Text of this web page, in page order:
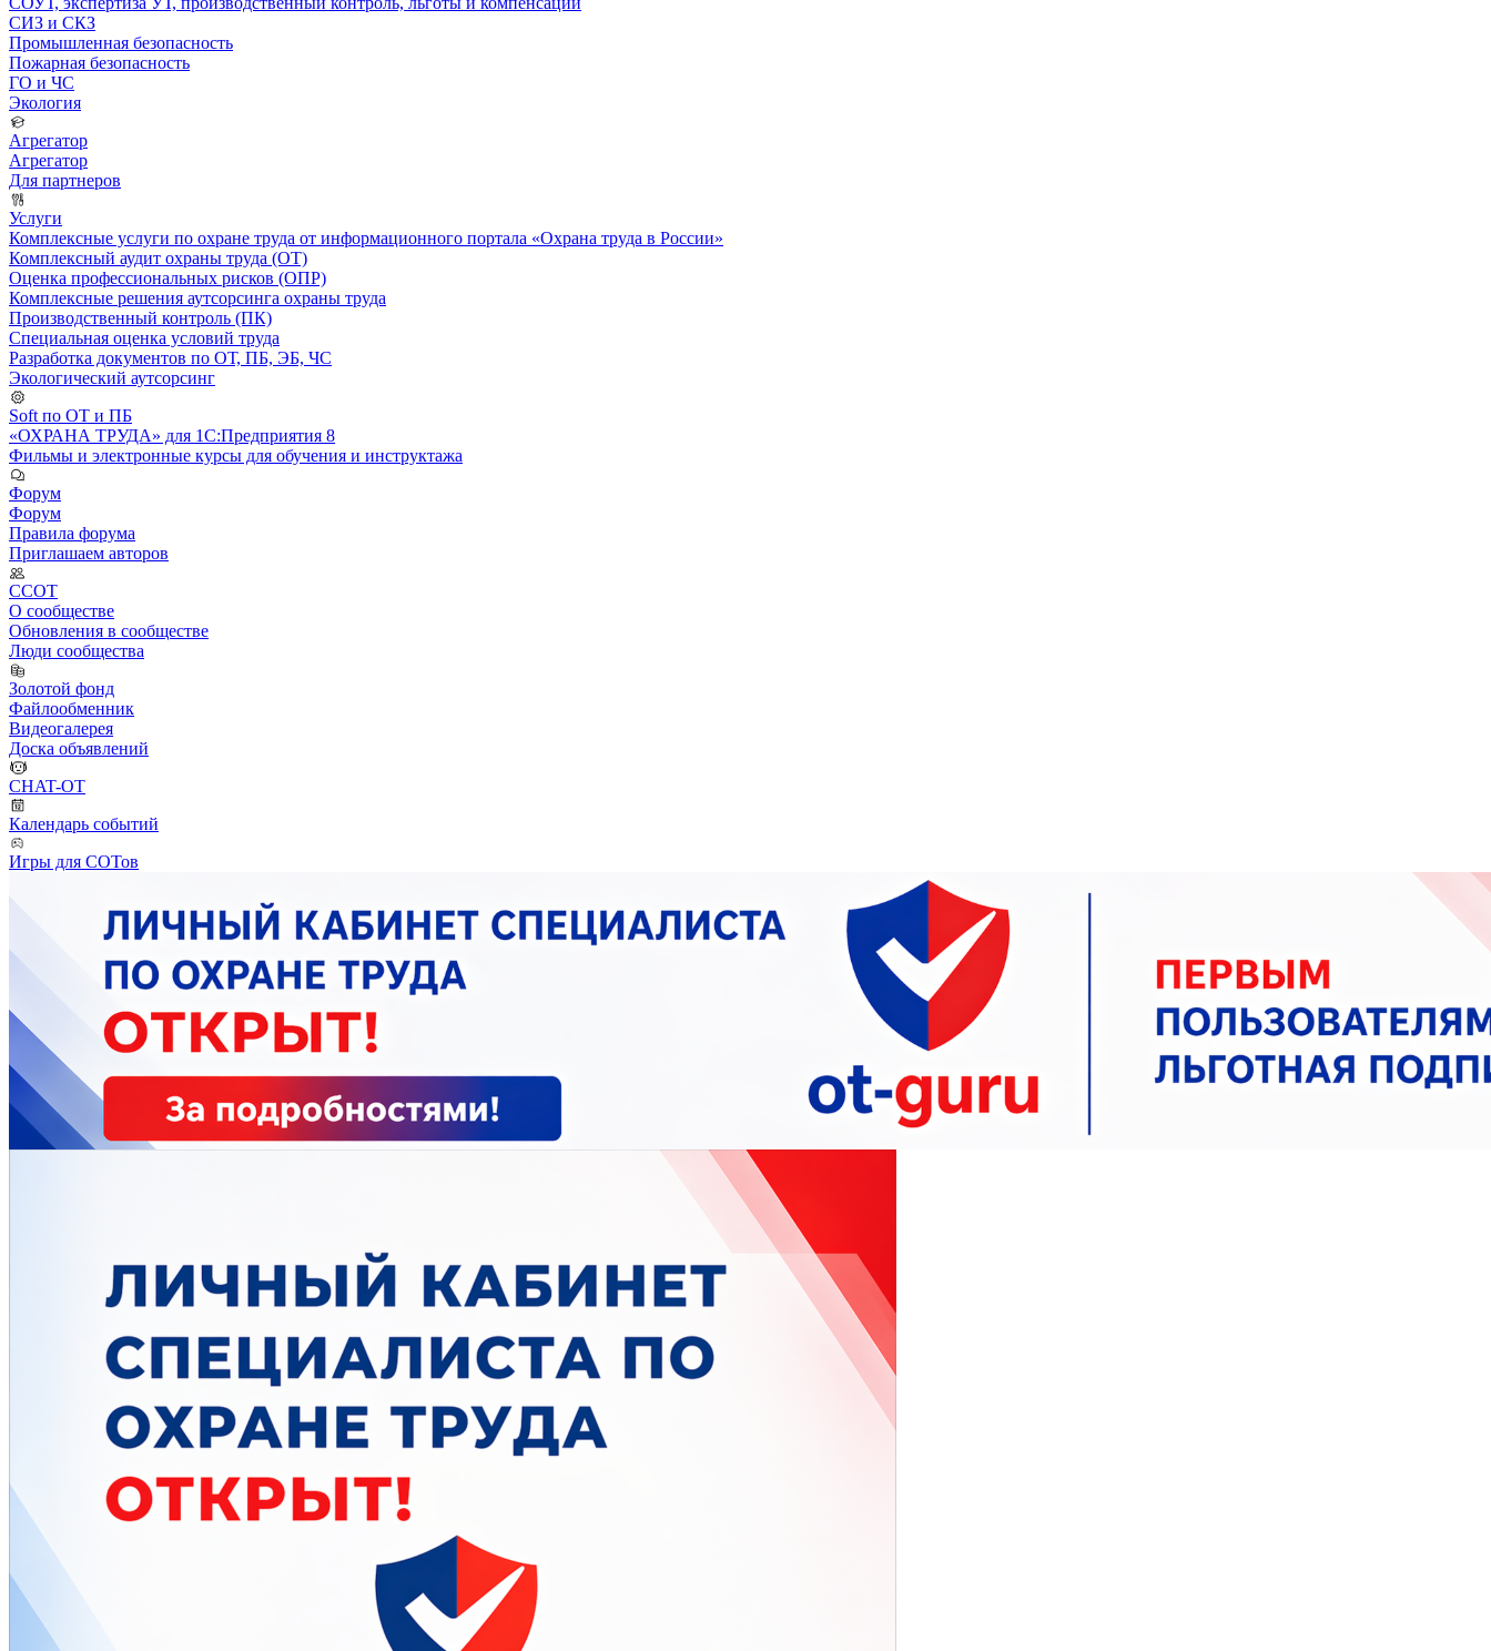
СИЗ и СКЗ
Промышленная безопасность
Пожарная безопасность
ГО и ЧС
Экология
Агрегатор
Агрегатор
Для партнеров
Услуги
Комплексные услуги по охране труда от информационного портала «Охрана труда в России»
Комплексный аудит охраны труда (ОТ)
Оценка профессиональных рисков (ОПР)
Комплексные решения аутсорсинга охраны труда
Производственный контроль (ПК)
Специальная оценка условий труда
Разработка документов по ОТ, ПБ, ЭБ, ЧС
Экологический аутсорсинг
Soft по ОТ и ПБ
«ОХРАНА ТРУДА» для 1С:Предприятия 8
Фильмы и электронные курсы для обучения и инструктажа
Форум
Форум
Правила форума
Приглашаем авторов
ССОТ
О сообществе
Обновления в сообществе
Люди сообщества
Золотой фонд
Файлообменник
Видеогалерея
Доска объявлений
CHAT-OT
Календарь событий
Игры для СОТов